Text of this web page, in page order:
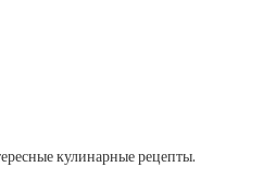
кулинарные рецепты.